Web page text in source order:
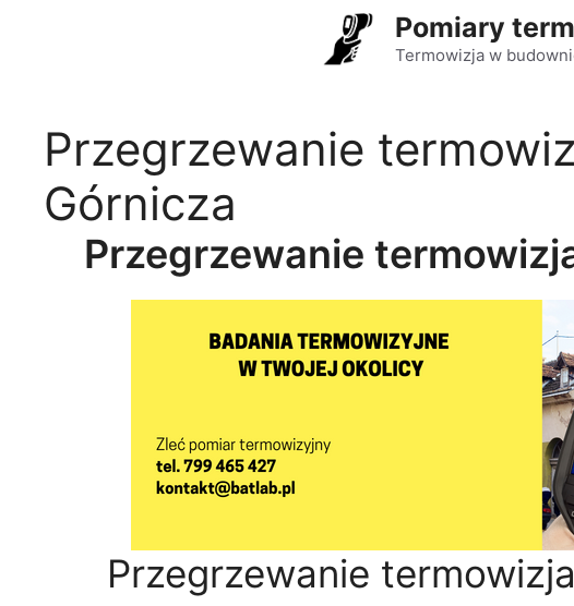
Pomiary
Termowizja w
Przegrzewanie
Górnicza
Przegrzewanie
Przegrzewanie